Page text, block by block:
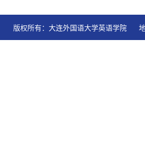
版权所有：大连外国语大学英语学院